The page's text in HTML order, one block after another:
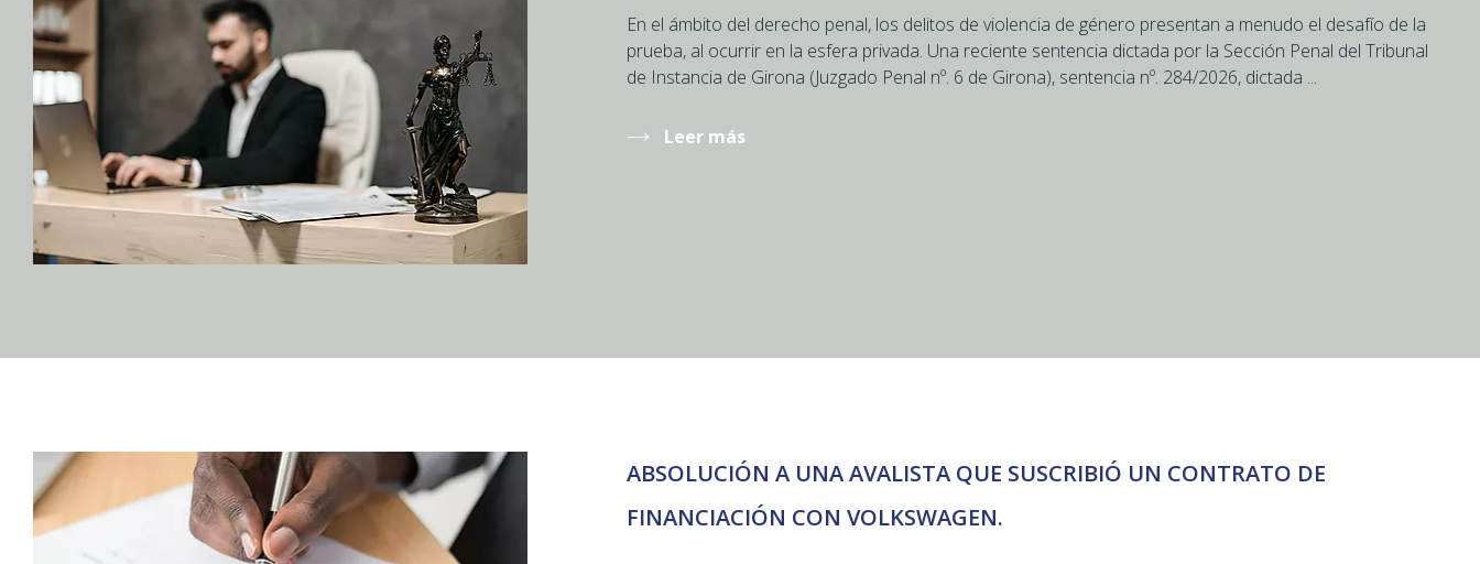
En el ámbito del derecho penal, los delitos de violencia de género presentan a menudo el desafío de la
prueba, al ocurrir en la esfera privada. Una reciente sentencia dictada por la Sección Penal del Tribunal
de Instancia de Girona (Juzgado Penal nº. 6 de Girona), sentencia nº. 284/2026, dictada ...
Leer más
ABSOLUCIÓN A UNA AVALISTA QUE SUSCRIBIÓ UN CONTRATO DE
FINANCIACIÓN CON VOLKSWAGEN.